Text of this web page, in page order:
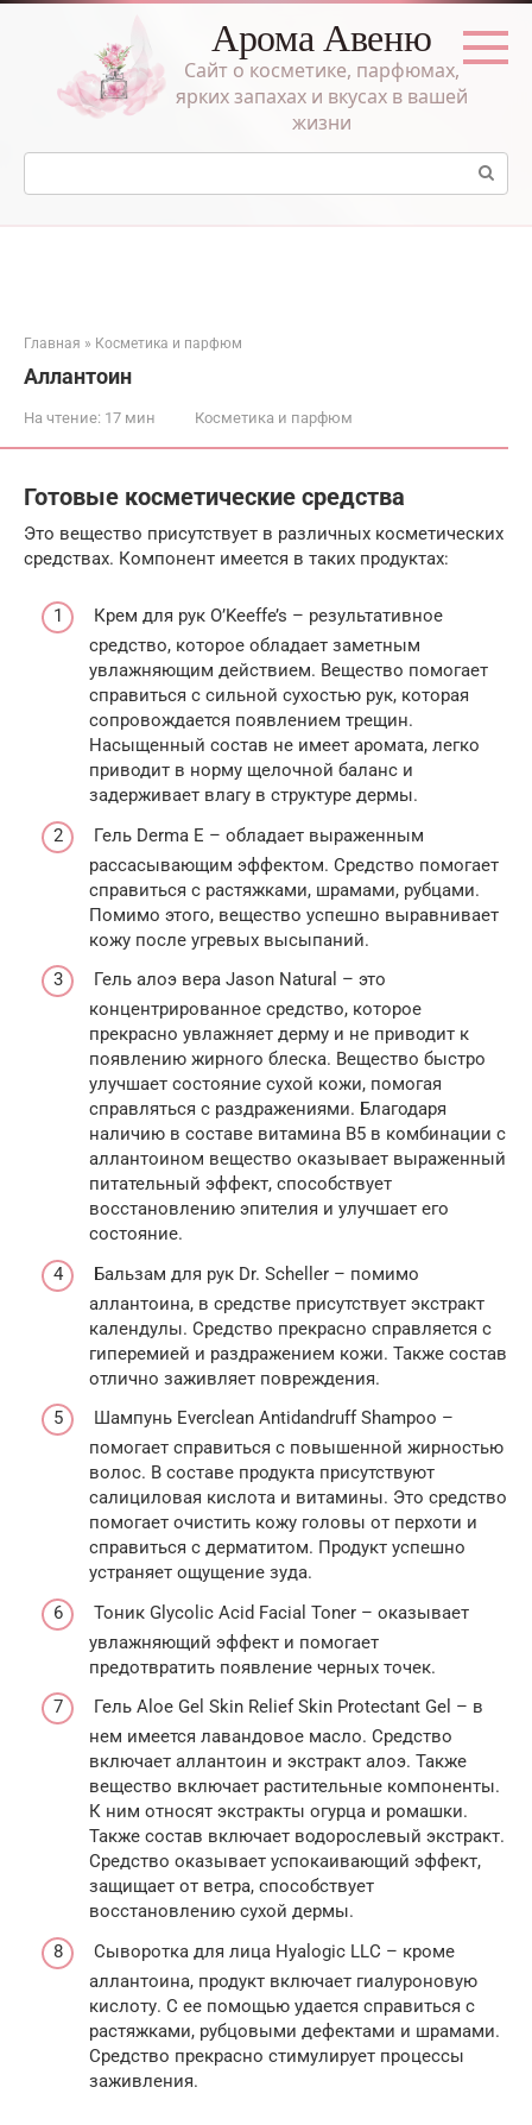
Перейти
Арома Авеню
Сайт о косметике, парфюмах,
ярких запахах и вкусах в вашей
жизни
Поиск:
Главная » Косметика и парфюм
Аллантоин
На чтение: 17 мин Косметика и парфюм
Готовые косметические средства
Это вещество присутствует в различных косметических
средствах. Компонент имеется в таких продуктах:
Крем для рук O’Keeffe’s – результативное
средство, которое обладает заметным
увлажняющим действием. Вещество помогает
справиться с сильной сухостью рук, которая
сопровождается появлением трещин.
Насыщенный состав не имеет аромата, легко
приводит в норму щелочной баланс и
задерживает влагу в структуре дермы.
Гель Derma E – обладает выраженным
рассасывающим эффектом. Средство помогает
справиться с растяжками, шрамами, рубцами.
Помимо этого, вещество успешно выравнивает
кожу после угревых высыпаний.
Гель алоэ вера Jason Natural – это
концентрированное средство, которое
прекрасно увлажняет дерму и не приводит к
появлению жирного блеска. Вещество быстро
улучшает состояние сухой кожи, помогая
справляться с раздражениями. Благодаря
наличию в составе витамина В5 в комбинации с
аллантоином вещество оказывает выраженный
питательный эффект, способствует
восстановлению эпителия и улучшает его
состояние.
Бальзам для рук Dr. Scheller – помимо
аллантоина, в средстве присутствует экстракт
календулы. Средство прекрасно справляется с
гиперемией и раздражением кожи. Также состав
отлично заживляет повреждения.
Шампунь Everclean Antidandruff Shampoo –
помогает справиться с повышенной жирностью
волос. В составе продукта присутствуют
салициловая кислота и витамины. Это средство
помогает очистить кожу головы от перхоти и
справиться с дерматитом. Продукт успешно
устраняет ощущение зуда.
Тоник Glycolic Acid Facial Toner – оказывает
увлажняющий эффект и помогает
предотвратить появление черных точек.
Гель Aloe Gel Skin Relief Skin Protectant Gel – в
нем имеется лавандовое масло. Средство
включает аллантоин и экстракт алоэ. Также
вещество включает растительные компоненты.
К ним относят экстракты огурца и ромашки.
Также состав включает водорослевый экстракт.
Средство оказывает успокаивающий эффект,
защищает от ветра, способствует
восстановлению сухой дермы.
Сыворотка для лица Hyalogic LLC – кроме
аллантоина, продукт включает гиалуроновую
кислоту. С ее помощью удается справиться с
растяжками, рубцовыми дефектами и шрамами.
Средство прекрасно стимулирует процессы
заживления.